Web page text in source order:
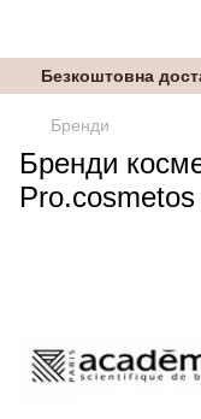
Безкоштовна
Бренди
Бренди
Pro.cosmetos